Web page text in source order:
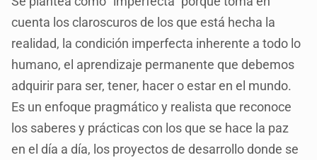
cuenta los claroscuros de los que está hecha la
realidad, la condición imperfecta inherente a todo lo
humano, el aprendizaje permanente que debemos
adquirir para ser, tener, hacer o estar en el mundo.
Es un enfoque pragmático y realista que reconoce
los saberes y prácticas con los que se hace la paz
en el día a día, los proyectos de desarrollo donde se